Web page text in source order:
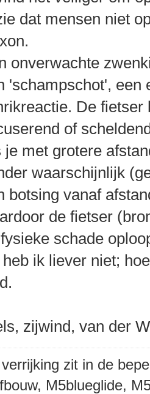
dat mensen niet
onverwachte
'schampschot', een
De
of
je met grotere
waarschijnlijk
botsing vanaf
de fietser
schade
heb ik liever niet;
zijwind, van der
zit in de
M5blueglide,